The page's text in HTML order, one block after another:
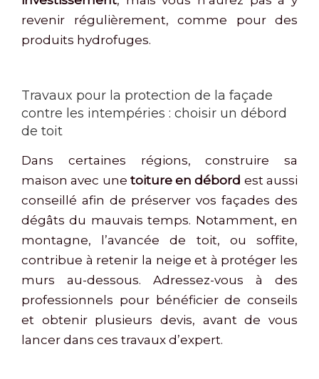
revenir régulièrement, comme pour des
produits hydrofuges.
Travaux pour la protection de la façade
contre les intempéries : choisir un débord
de toit
Dans certaines régions, construire sa
maison avec une toiture en débord est aussi
conseillé afin de préserver vos façades des
dégâts du mauvais temps. Notamment, en
montagne, l’avancée de toit, ou soffite,
contribue à retenir la neige et à protéger les
murs au-dessous. Adressez-vous à des
professionnels pour bénéficier de conseils
et obtenir plusieurs devis, avant de vous
lancer dans ces travaux d’expert.